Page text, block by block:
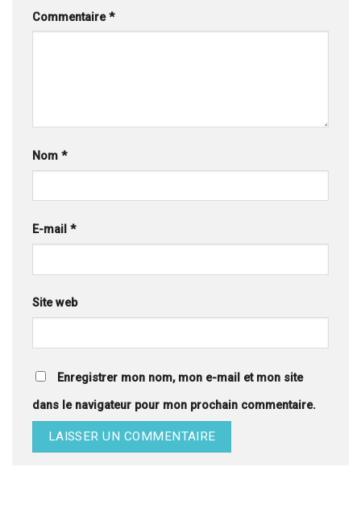
Commentaire*
Nom *
E-mail *
Site web
Enregistrer mon nom, mon e-mail et mon site
dans le navigateur pour mon prochain commentaire.